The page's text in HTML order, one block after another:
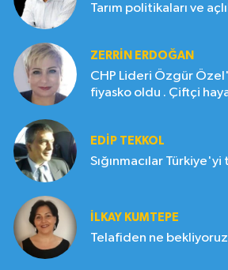
Tarım politikaları ve
ZERRIN ERDOĞAN
CHP Lideri Özgür
fiyasko oldu . Çiftçi
EDIP TEKKOL
Sığınmacılar
İLKAY KUMTEPE
Telafiden ne